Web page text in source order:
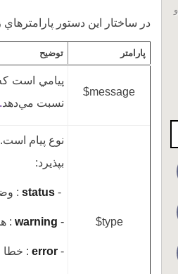
در ساختار اين دستور پارامترهاي زير قابل
پارامتر توضيح
$message
پيامي است
نسبت مي‌دهد.
$type
بپذيرد:
-
status
:‌
-
warning
:
-
error : خطا